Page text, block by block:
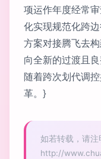
项运作年度经常
化实现规范化跨
方案对接腾飞去
向全新的过渡且
随着跨次划代调
革。}
如若转载，请注
http://